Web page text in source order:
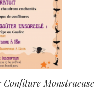
Monstrueuse